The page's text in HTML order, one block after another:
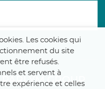
GROUP
Les cookies qui
du site
être refusés.
et servent à
expérience et celles